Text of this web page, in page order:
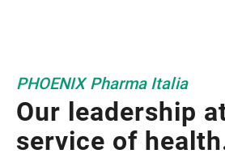
PHOENIX Pharma Italia
Our leadership
service of